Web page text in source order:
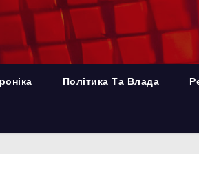
Політика Та Влада